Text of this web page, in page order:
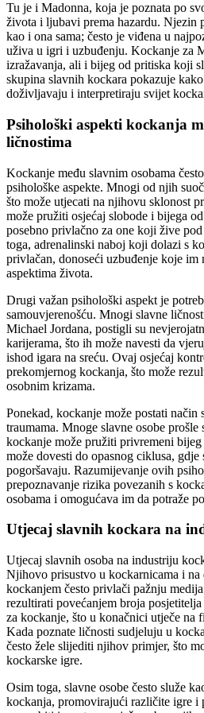
Tu je i Madonna, koja je poznata po
života i ljubavi prema hazardu. Njezin
kao i ona sama; često je viđena u
uživa u igri i uzbuđenju. Kockanje za
izražavanja, ali i bijeg od pritiska koji
skupina slavnih kockara pokazuje
doživljavaju i interpretiraju svijet
Psihološki aspekti kockanja
ličnostima
Kockanje među slavnim osobama
psihološke aspekte. Mnogi od njih
što može utjecati na njihovu sklonost
može pružiti osjećaj slobode i bijega
posebno privlačno za one koji žive
toga, adrenalinski naboj koji dolazi s
privlačan, donoseći uzbuđenje koje im
aspektima života.
Drugi važan psihološki aspekt je
samouvjerenošću. Mnogi slavne
Michael Jordana, postigli su
karijerama, što ih može navesti da
ishod igara na sreću. Ovaj osjećaj
prekomjernog kockanja, što može
osobnim krizama.
Ponekad, kockanje može postati način
traumama. Mnoge slavne osobe prošle
kockanje može pružiti privremeni
može dovesti do opasnog ciklusa, gdje
pogoršavaju. Razumijevanje ovih
prepoznavanje rizika povezanih s
osobama i omogućava im da potraže
Utjecaj slavnih kockara na
Utjecaj slavnih osoba na industriju
Njihovo prisustvo u kockarnicama i na
kockanjem često privlači pažnju
rezultirati povećanjem broja
za kockanje, što u konačnici utječe na
Kada poznate ličnosti sudjeluju u
često žele slijediti njihov primjer, što
kockarske igre.
Osim toga, slavne osobe često služe
kockanja, promovirajući različite igre i